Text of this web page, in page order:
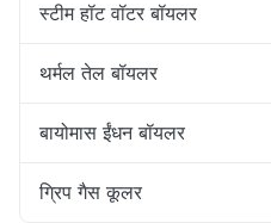
स्टीम हॉट वॉटर बॉयलर
थर्मल तेल बॉयलर
बायोमास ईंधन बॉयलर
ग्रिप गैस कूलर